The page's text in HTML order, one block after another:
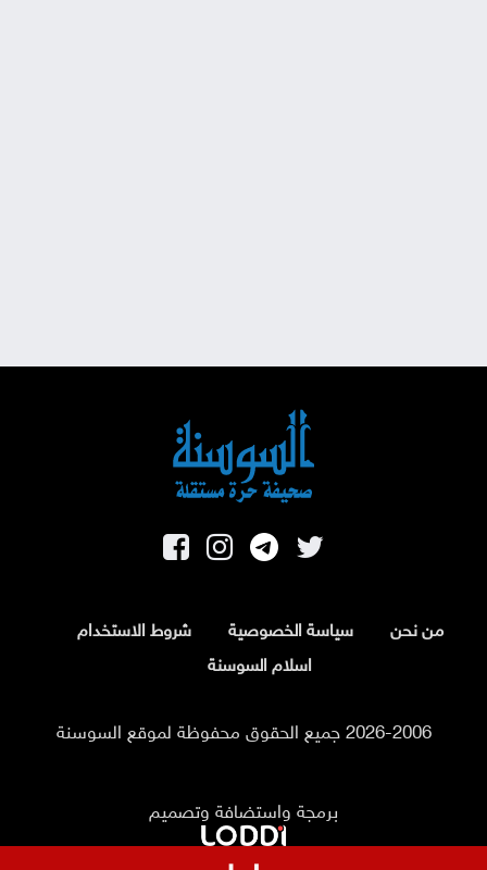
من نحن سياسة الخصوصية
شروط الاستخدام
اسلام السوسنة
2026-2006 جميع الحقوق محفوظة لموقع السوسنة
برمجة واستضافة وتصميم